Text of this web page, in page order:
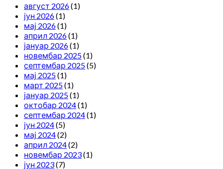
август 2026(1)
јун 2026(1)
мај 2026(1)
април 2026(1)
јануар 2026(1)
новембар 2025(1)
септембар 2025(5)
мај 2025(1)
март 2025(1)
јануар 2025(1)
октобар 2024(1)
септембар 2024(1)
јун 2024(5)
мај 2024(2)
април 2024(2)
новембар 2023(1)
јун 2023(7)